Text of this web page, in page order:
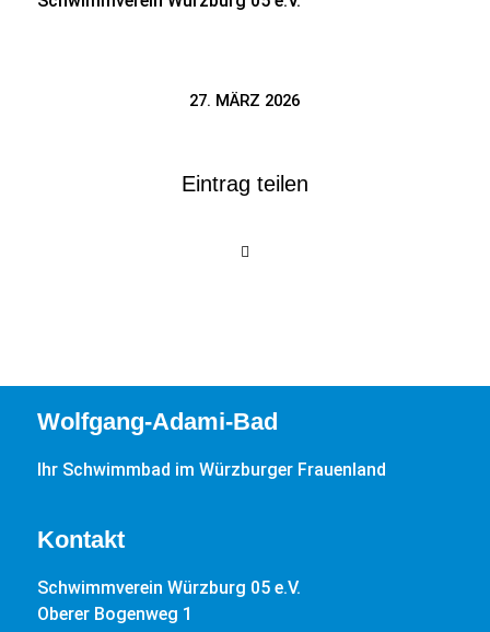
27. MÄRZ 2026
Eintrag teilen
Wolfgang-Adami-Bad
Ihr Schwimmbad im Würzburger Frauenland
Kontakt
Schwimmverein Würzburg 05 e.V.
Oberer Bogenweg 1